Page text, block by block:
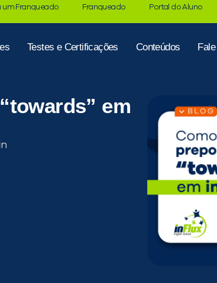
um Franqueado Franqueado Portal do Aluno
Testes e Certificações Conteúdos
em